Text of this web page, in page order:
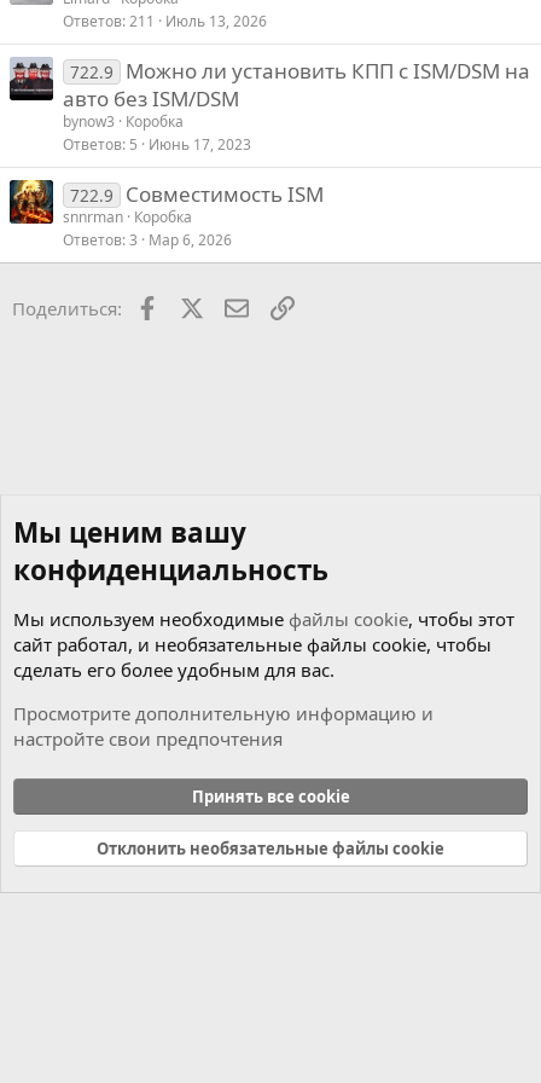
Ответов 211 Июль 13, 2026
722.9
Можно ли установить КПП с ISM/DSM на
авто без ISM/DSM
bynow3
Коробка
Ответов 5 Июнь 17, 2023
722.9 Совместимость ISM
snnrman Коробка
Ответов 3 Мар 6, 2026
Поделиться: Facebook ПочтаСсылкой
Cookies
Russian (RU)
Связь с нами
Условия и правила
Политика конфиденциальности
Справка Главная
R
Мы ценим вашу
конфиденциальность
Мы используем необходимые файлы cookie, чтобы этот
сайт работал, и необязательные файлы cookie, чтобы
сделать его более удобным для вас.
Просмотрите дополнительную информацию и
настройте свои предпочтения
Принять все cookie
Отклонить необязательные файлы cookie